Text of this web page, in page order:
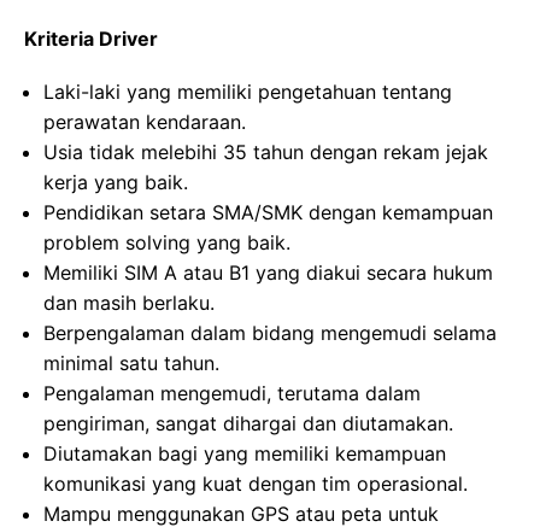
Kriteria Driver
Laki-laki yang memiliki pengetahuan tentang
perawatan kendaraan.
Usia tidak melebihi 35 tahun dengan rekam jejak
kerja yang baik.
Pendidikan setara SMA/SMK dengan kemampuan
problem solving yang baik.
Memiliki SIM A atau B1 yang diakui secara hukum
dan masih berlaku.
Berpengalaman dalam bidang mengemudi selama
minimal satu tahun.
Pengalaman mengemudi, terutama dalam
pengiriman, sangat dihargai dan diutamakan.
Diutamakan bagi yang memiliki kemampuan
komunikasi yang kuat dengan tim operasional.
Mampu menggunakan GPS atau peta untuk